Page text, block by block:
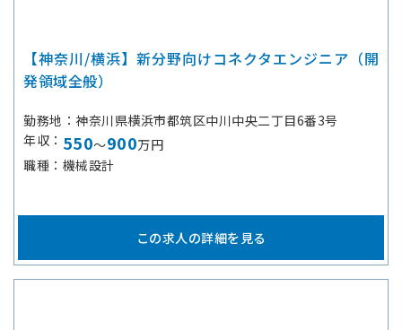
【神奈川/横浜】新分野向けコネクタエンジニア（開
発領域全般）
勤務地
神奈川県横浜市都筑区中川中央二丁目6番3号
年収
550～900万円
職種
機械設計
この求人の詳細を見る